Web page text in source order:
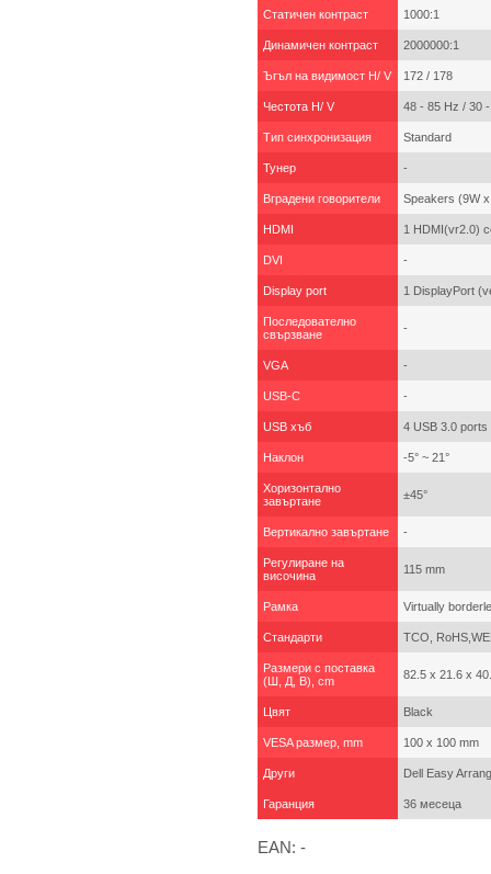
Статичен контраст 1000:1
Динамичен контраст 2000000:1
Ъгъл на видимост H/ V 172 / 178
Честота H/ V 48 - 85 Hz / 30
Тип синхронизация Standard
Тунер -
Вградени говорители Speakers (9W
HDMI 1 HDMI(vr2.0)
DVI -
Display port 1 DisplayPort
Последователно
свързване
-
VGA -
USB-C -
USB хъб 4 USB 3.0
Наклон -5° ~ 21°
Хоризонтално
завъртане
±45°
Вертикално завъртане -
Регулиране на
височина
115 mm
Рамка Virtually
Стандарти TCO,
Размери с поставка
(Ш, Д, В), cm
82.5 x 21.6 x
Цвят Black
VESA размер, mm 100 x 100 mm
Други Dell Easy
Гаранция 36 месеца
EAN: -